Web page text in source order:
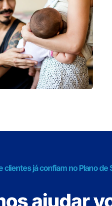
clientes já confiam no Plano
ajudar